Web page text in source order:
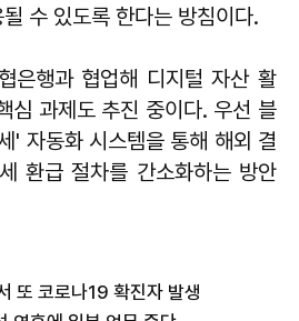
수 있도록 한다는 방침이다.
은행과 협업해 디지털 자산 활
심 과제도 추진 중이다. 우선 블
' 자동화 시스템을 통해 해외 결
환급 절차를 간소화하는 방안
또 코로나19 확진자 발생